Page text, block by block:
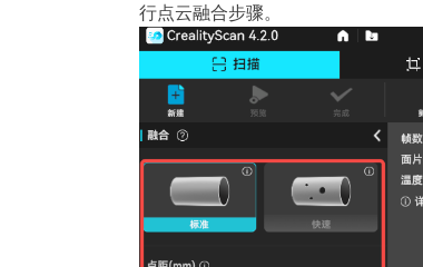
行点云融合步骤。